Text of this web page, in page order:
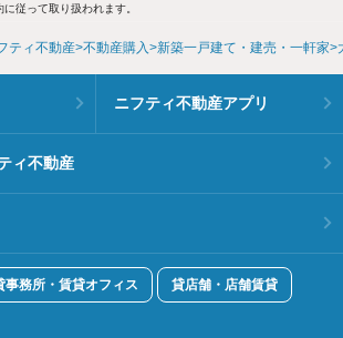
従って取り扱われます。
ティ不動産 不動産購入 新築一戸建て・建売・一軒家
ニフティ不動産アプリ
ィ不動産
事務所・賃貸オフィス 貸店舗・店舗賃貸